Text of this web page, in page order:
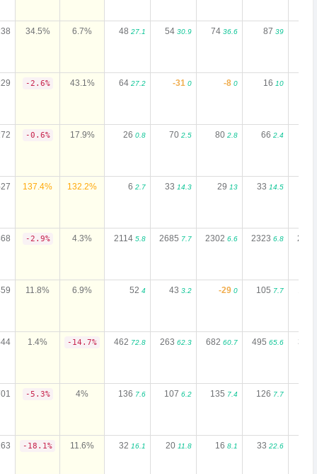
34.5% 6.7% 48 27.1 54 30.9 74 36.6 87 39
-2.6% 43.1% 64 27.2 -31 0 -8 0 16 10
-0.6% 17.9% 26 0.8 70 2.5 80 2.8 66 2.4
137.4% 132.2% 6 2.7 33 14.3 29 13 33 14.5
-2.9% 4.3% 2114 5.8 2685 7.7 2302 6.6 2323 6.8
11.8% 6.9% 52 4 43 3.2 -29 0 105 7.7
1.4% -14.7% 462 72.8 263 62.3 682 60.7 495 65.6 374
-5.3% 4% 136 7.6 107 6.2 135 7.4 126 7.7
-18.1% 11.6% 32 16.1 20 11.8 16 8.1 33 22.6